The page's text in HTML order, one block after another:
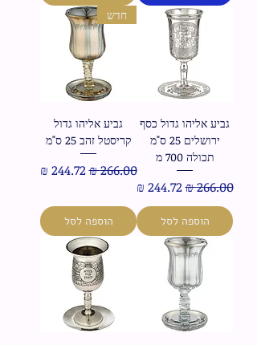
גביע אליהו גדול כסף
ירושלים 25 ס"מ
תכולה 700 מ
מחיר רגיל‏266.00 ‏₪ מחיר מבצע‏244.72 ‏₪
הוספה לסל
חדש
גביע אליהו גדול
קריסטל זהב 25 ס"מ
מחיר רגיל‏266.00 ‏₪ מחיר מבצע‏244.72 ‏₪
הוספה לסל